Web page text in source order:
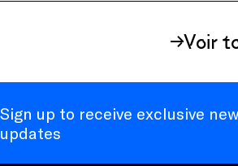
Voir
Sign up to receive exclusive
updates